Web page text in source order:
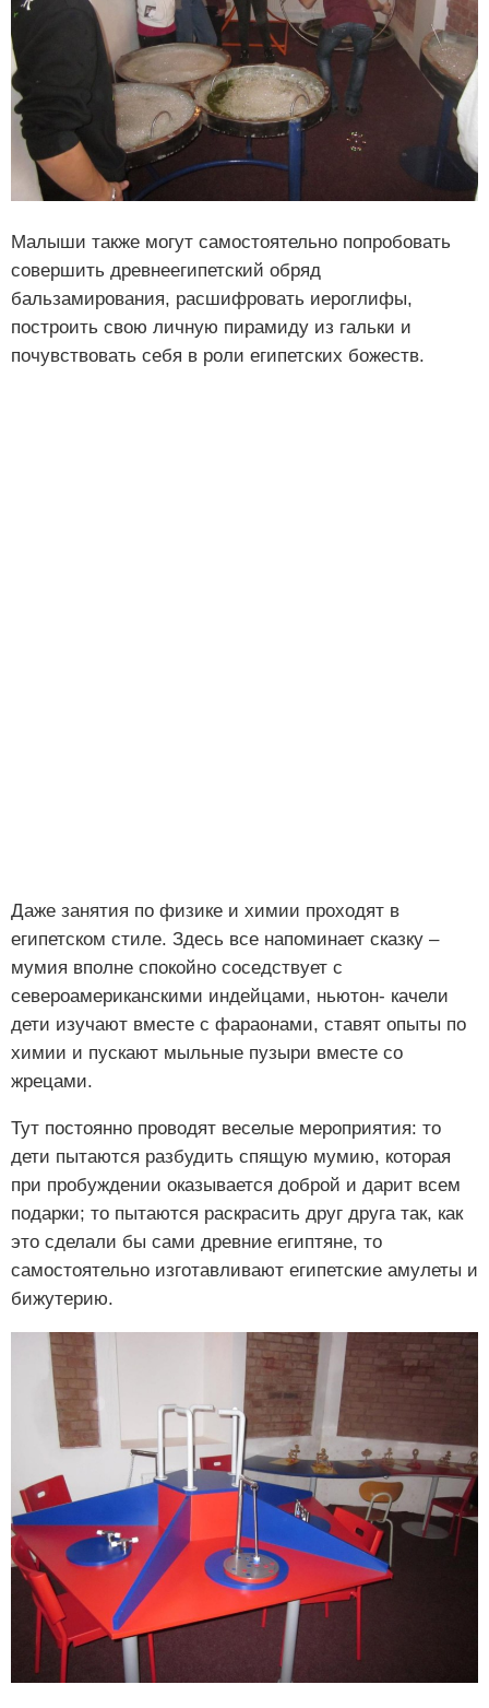
Малыши также могут самостоятельно попробовать
совершить древнеегипетский обряд
бальзамирования, расшифровать иероглифы,
построить свою личную пирамиду из гальки и
почувствовать себя в роли египетских божеств.
Даже занятия по физике и химии проходят в
египетском стиле. Здесь все напоминает сказку –
мумия вполне спокойно соседствует с
североамериканскими индейцами, ньютон- качели
дети изучают вместе с фараонами, ставят опыты по
химии и пускают мыльные пузыри вместе со
жрецами.
Тут постоянно проводят веселые мероприятия: то
дети пытаются разбудить спящую мумию, которая
при пробуждении оказывается доброй и дарит всем
подарки; то пытаются раскрасить друг друга так, как
это сделали бы сами древние египтяне, то
самостоятельно изготавливают египетские амулеты и
бижутерию.